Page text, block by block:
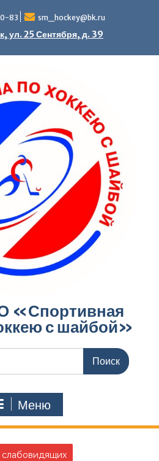
83 sm_hockey@bk.ru
ул. 25 Сентября, д. 39
«‎Спортивная
с шайбой»‎
Меню